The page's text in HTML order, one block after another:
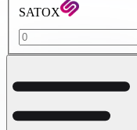
SATOX